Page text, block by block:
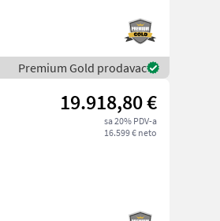
Premium Gold prodavac
19.918,80 €
sa 20% PDV-a
16.599 € neto